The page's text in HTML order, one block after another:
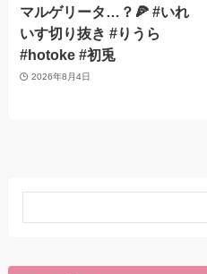
マルゲリータ…？🍕 #いれ
いす切り抜き #りうら
#hotoke #初兎
2026年8月4日